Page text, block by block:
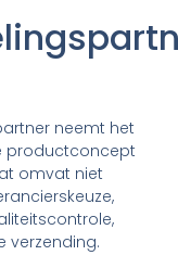
neemt het
productconcept
omvat niet
verzending.